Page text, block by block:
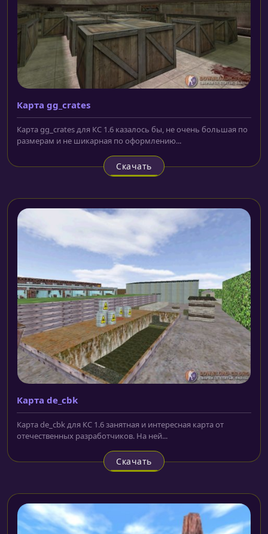
Карта gg_crates
Карта gg_crates для КС 1.6 казалось бы, не очень большая по
размерам и не шикарная по оформлению...
Скачать
Карта de_cbk
Карта de_cbk для КС 1.6 занятная и интересная карта от
отечественных разработчиков. На ней...
Скачать